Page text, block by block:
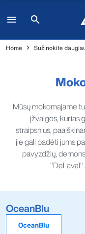
Home Sužinokite
Mūsų mokomajame
įžvalgos, kurias
straipsnius,
jie gali padėti jums
pavyzdžių,
"DeLaval"
OceanBlu
OceanBlu